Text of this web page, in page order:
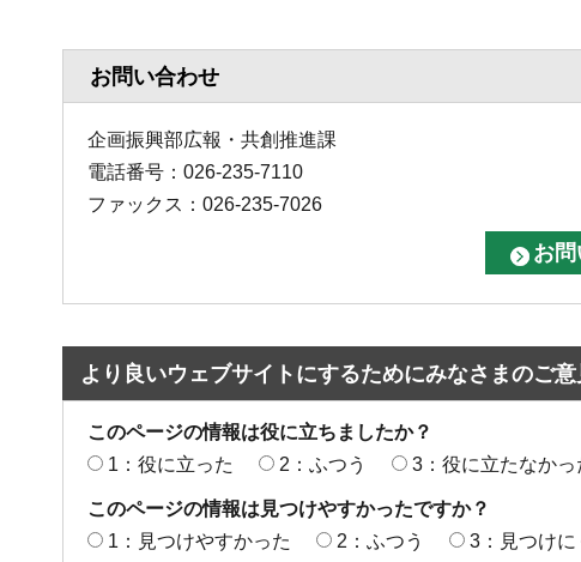
お問い合わせ
企画振興部広報・共創推進課
電話番号：026-235-7110
ファックス：026-235-7026
より良いウェブサイトにするためにみなさまのご
このページの情報は役に立ちましたか？
1：役に立った
2：ふつう 3：役に立たなかっ
このページの情報は見つけやすかったですか？
1：見つけやすかった
2：ふつう 3：見つけに